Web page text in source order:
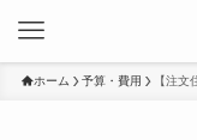
ホーム 予算・費用 【注